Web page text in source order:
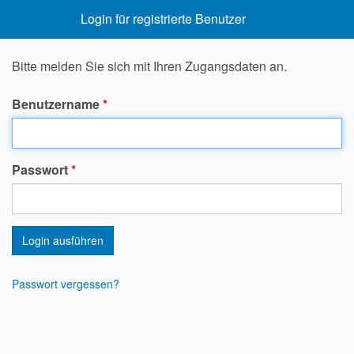
Login für registrierte Benutzer
Bitte melden Sie sich mit Ihren Zugangsdaten an.
Benutzername*
Passwort*
Login ausführen
Passwort vergessen?